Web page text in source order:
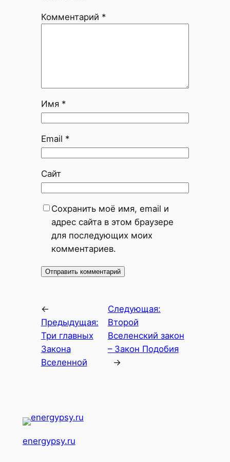
Комментарий *
Имя *
Email *
Сайт
Сохранить моё имя, email и
адрес сайта в этом браузере
для последующих моих
комментариев.
←
Предыдущая:
Три главных
Закона
Вселенной
Следующая:
Второй
Вселенский закон
– Закон Подобия
→
energypsy.ru